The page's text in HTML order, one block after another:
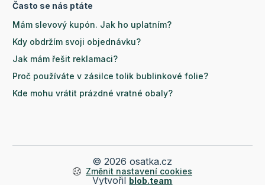
Často se nás ptáte
Mám slevový kupón. Jak ho uplatním?
Kdy obdržím svoji objednávku?
Jak mám řešit reklamaci?
Proč používáte v zásilce tolik bublinkové folie?
Kde mohu vrátit prázdné vratné obaly?
© 2026 osatka.cz
Změnit nastavení cookies
Vytvořil blob.team